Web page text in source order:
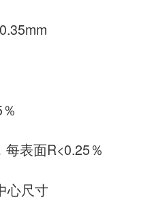
表面R<0.25％
心尺寸